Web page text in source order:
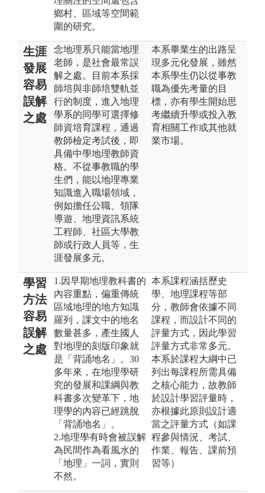
鄉村、區域等空間範
圍的研究。
生涯
發展
容易
誤解
之處
念地理系只能當地理
老師，是社會最常誤
解之處。目前本系採
師培與非師培雙軌並
行的制度，進入地理
學系的同學可選擇修
師資培育課程，通過
教師檢定考試後，即
具備中學地理教師資
格。不從事教職的學
生們，能以地理專業
知識進入職場領域，
例如擔任公職、領隊
導遊、地理資訊系統
工程師、社區大學教
師或行政人員等，生
涯發展多元。
本系畢業生的出路呈
現多元化發展，雖然
本系學生仍以從事教
職為優先考量的目
標，亦有學生開始思
考繼續升學或投入教
育相關工作或其他就
業市場。
學習
方法
容易
誤解
之處
1.因早期地理教科書的
內容重點，偏重傳統
區域地理的地方知識
羅列，課文中的地名
數量甚多，產生國人
對地理的刻版印象就
是「背誦地名」。30
多年來，在地理學研
究的發展和課綱與教
科書多次變革下，地
理學的內容已經跳脫
「背誦地名」。
2.地理學有時會被誤解
為民間作為看風水的
「地理」一詞，實則
不然。
本系課程涵括歷史
學、地理課程等部
分，教師會依據不同
課程，而設計不同的
評量方式，因此學習
評量方式非常多元。
本系於課程大綱中已
列出每課程所需具備
之核心能力，故教師
於設計學習評量時，
亦根據此原則設計適
當之評量方式（如課
程參與情況、考試、
作業、報告、課前預
習等）